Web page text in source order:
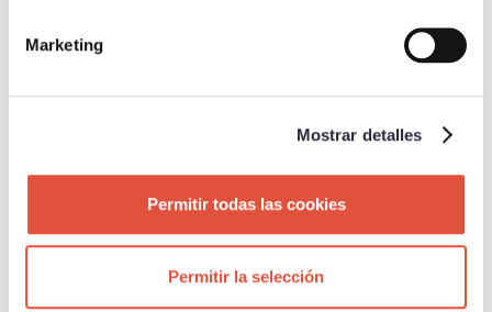
Marketing
Mostrar detalles
Permitir todas las cookies
Permitir la selección
BENEFICIOS
competencias clásicas del fitness.